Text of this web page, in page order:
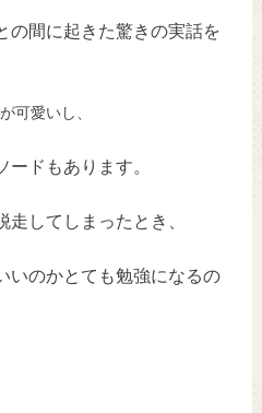
の間に起きた驚きの実話を
可愛いし、
ドもあります。
してしまったとき、
いのかとても勉強になるの